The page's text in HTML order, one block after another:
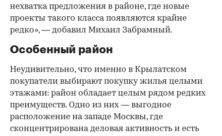
нехватка предложения в районе, где новые
проекты такого класса появляются крайне
редко», — добавил Михаил Забрамный.
Особенный район
Неудивительно, что именно в Крылатском
покупатели выбирают покупку жилья целыми
этажами: район обладает целым рядом редких
преимуществ. Одно из них — выгодное
расположение на западе Москвы, где
сконцентрирована деловая активность и есть